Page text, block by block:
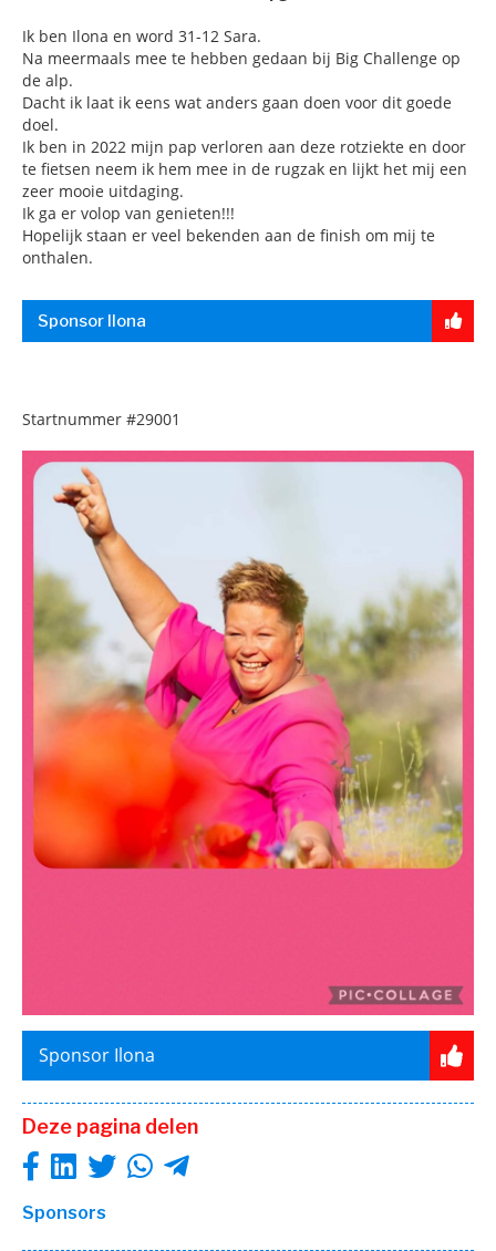
Ik ben Ilona en word 31-12 Sara.
Na meermaals mee te hebben gedaan bij Big Challenge op
de alp.
Dacht ik laat ik eens wat anders gaan doen voor dit goede
doel.
Ik ben in 2022 mijn pap verloren aan deze rotziekte en door
te fietsen neem ik hem mee in de rugzak en lijkt het mij een
zeer mooie uitdaging.
Ik ga er volop van genieten!!!
Hopelijk staan er veel bekenden aan de finish om mij te
onthalen.
Sponsor Ilona
Startnummer #29001
Sponsor Ilona
Deze pagina delen
Sponsors